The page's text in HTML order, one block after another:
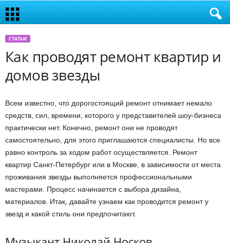
СТАТЬИ
Как проводят ремонт квартир и
домов звезды
Всем известно, что дорогостоящий ремонт отнимает немало
средств, сил, времени, которого у представителей шоу-бизнеса
практически нет. Конечно, ремонт они не проводят
самостоятельно, для этого приглашаются специалисты. Но все
равно контроль за ходом работ осуществляется. Ремонт
квартир Санкт-Петербург или в Москве, в зависимости от места
проживания звезды выполняется профессиональными
мастерами. Процесс начинается с выбора дизайна,
материалов. Итак, давайте узнаем как проводится ремонт у
звезд и какой стиль они предпочитают.